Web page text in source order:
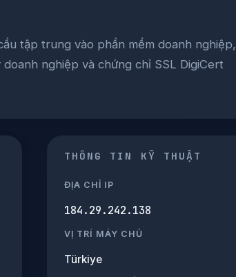
tập trung vào phần mềm doanh nghiệp,
nghiệp và chứng chỉ SSL DigiCert
THÔNG TIN KỸ THUẬT
ĐỊA CHỈ IP
184.29.242.138
VỊ TRÍ MÁY CHỦ
Türkiye